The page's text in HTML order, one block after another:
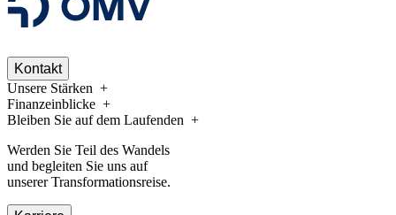
Kontakt
Unsere Stärken
Finanzeinblicke
Bleiben Sie auf dem Laufenden
Werden Sie Teil des Wandels
und begleiten Sie uns auf
unserer Transformationsreise.